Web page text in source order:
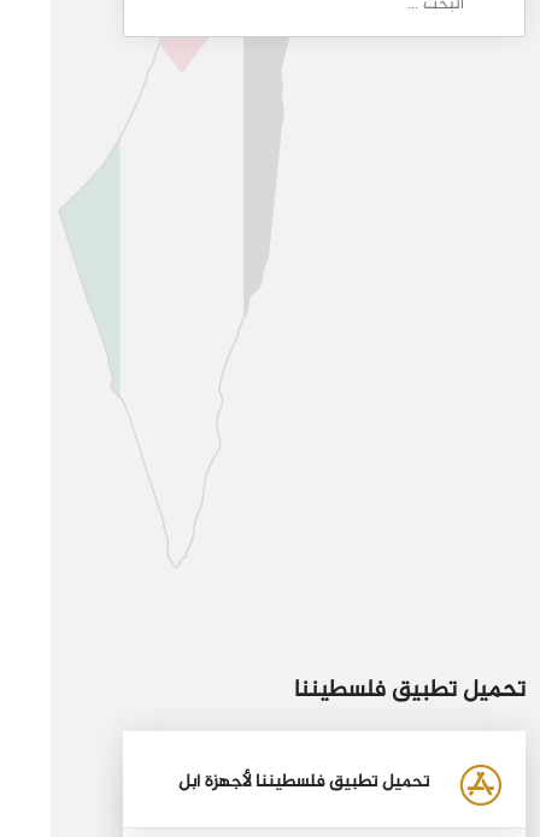
تحميل تطبيق فلسطيننا
تحميل تطبيق فلسطيننا لأجهزة أبل